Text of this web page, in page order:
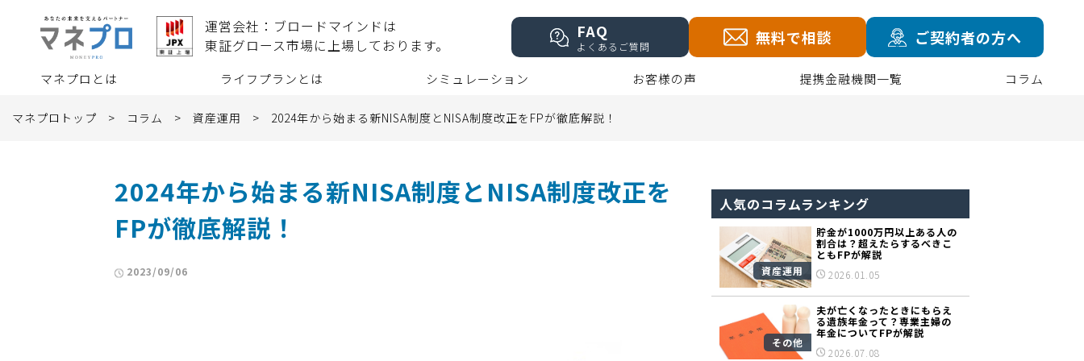
運営会社：ブロードマインドは
東証グロース市場に上場しております。
FAQ
よくあるご質問 無料で相談 ご契約者の方へ
マネプロとは ライフプランとは シミュレーション お客様の声 提携金融機関一覧 コラム
マネプロトップ > コラム > 資産運用 > 2024年から始まる新NISA制度とNISA制度改正をFPが徹底解説！
2024年から始まる新NISA制度とNISA制度改正を
FPが徹底解説！
2023/09/06
人気のコラムランキング
資産運用
貯金が1000万円以上ある人の
割合は？超えたらするべきこ
ともFPが解説
2026.01.05
その他
夫が亡くなったときにもらえ
る遺族年金って？専業主婦の
年金についてFPが解説
2026.07.08